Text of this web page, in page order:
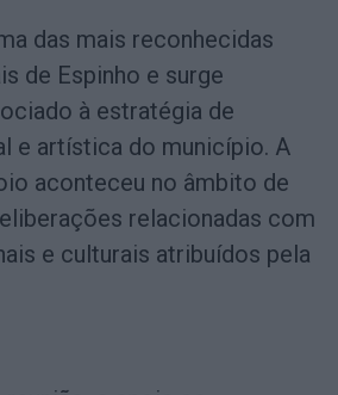
das mais reconhecidas
de Espinho e surge
à estratégia de
e artística do município. A
aconteceu no âmbito de
relacionadas com
e culturais atribuídos pela